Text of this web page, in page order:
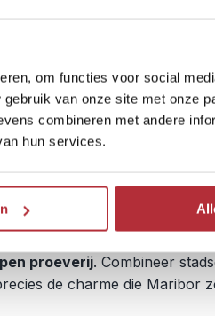
om functies voor social
van onze site met onze
combineren met andere
hun services.
2 personen
proef je de perfecte mix van
wijntraditie. Je verblijft net
historische centrum,
proeverij. Combineer
de charme die Maribor